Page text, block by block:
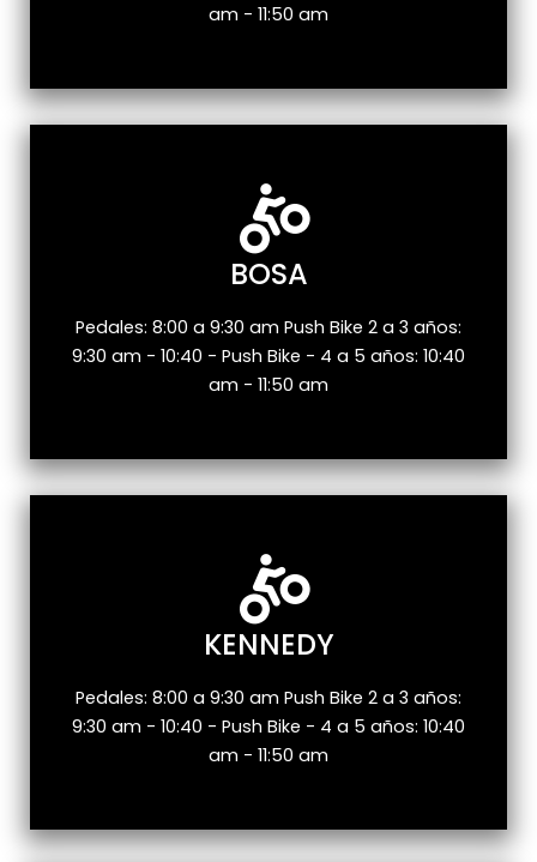
am - 11:50 am
BOSA
Pedales: 8:00 a 9:30 am Push Bike 2 a 3 años:
9:30 am - 10:40 - Push Bike - 4 a 5 años: 10:40
am - 11:50 am
KENNEDY
Pedales: 8:00 a 9:30 am Push Bike 2 a 3 años:
9:30 am - 10:40 - Push Bike - 4 a 5 años: 10:40
am - 11:50 am